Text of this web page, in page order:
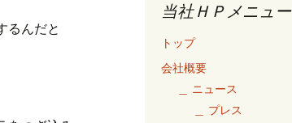
るんだと
当社ＨＰメニュー
トップ
会社概要
＿ ニュース
＿ プレス